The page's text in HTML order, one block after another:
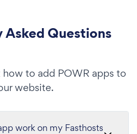
Asked Questions
to add POWR apps to
website.
work on my Fasthosts